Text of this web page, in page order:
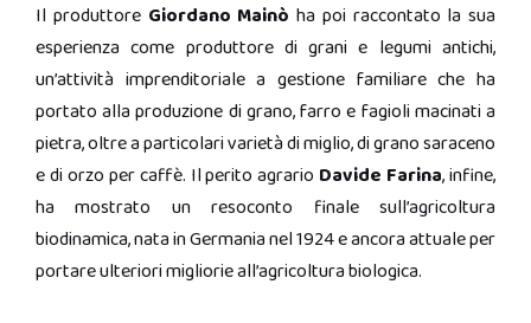
Il produttore Giordano Mainò ha poi raccontato la sua
esperienza come produttore di grani e legumi antichi,
un’attività imprenditoriale a gestione familiare che ha
portato alla produzione di grano, farro e fagioli macinati a
pietra, oltre a particolari varietà di miglio, di grano saraceno
e di orzo per caffè. Il perito agrario Davide Farina, infine,
ha mostrato un resoconto finale sull’agricoltura
biodinamica, nata in Germania nel 1924 e ancora attuale per
portare ulteriori migliorie all’agricoltura biologica.